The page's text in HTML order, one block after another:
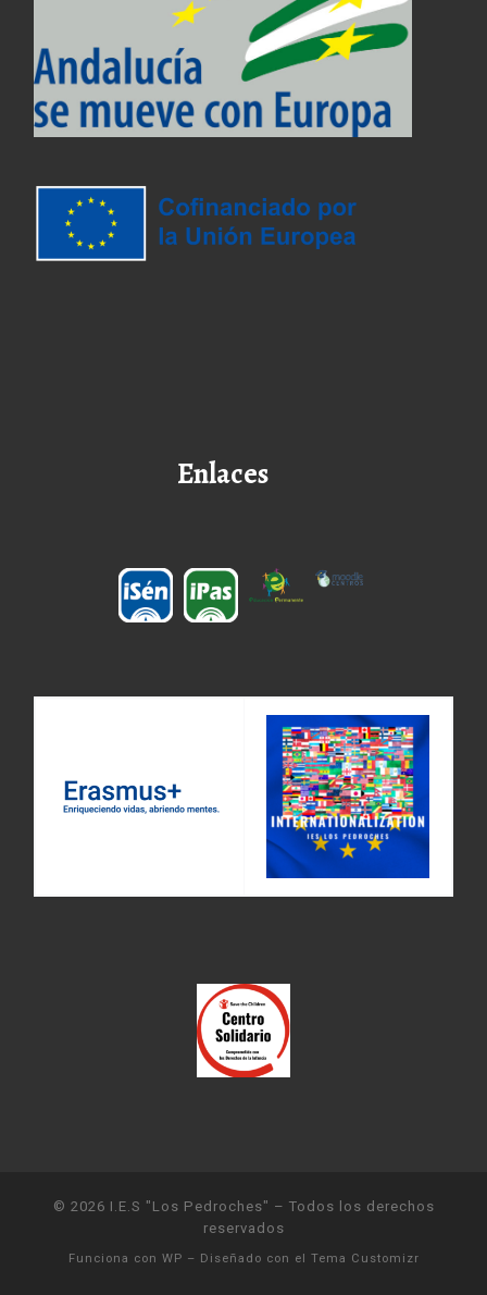
Enlaces
© 2026 I.E.S "Los Pedroches" – Todos los derechos
reservados
Funciona con WP – Diseñado con el Tema Customizr